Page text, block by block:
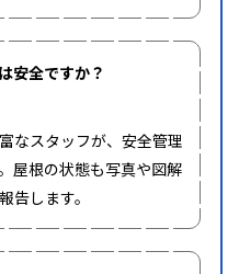
安全ですか？
なスタッフが、安全管理
屋根の状態も写真や図解
告します。